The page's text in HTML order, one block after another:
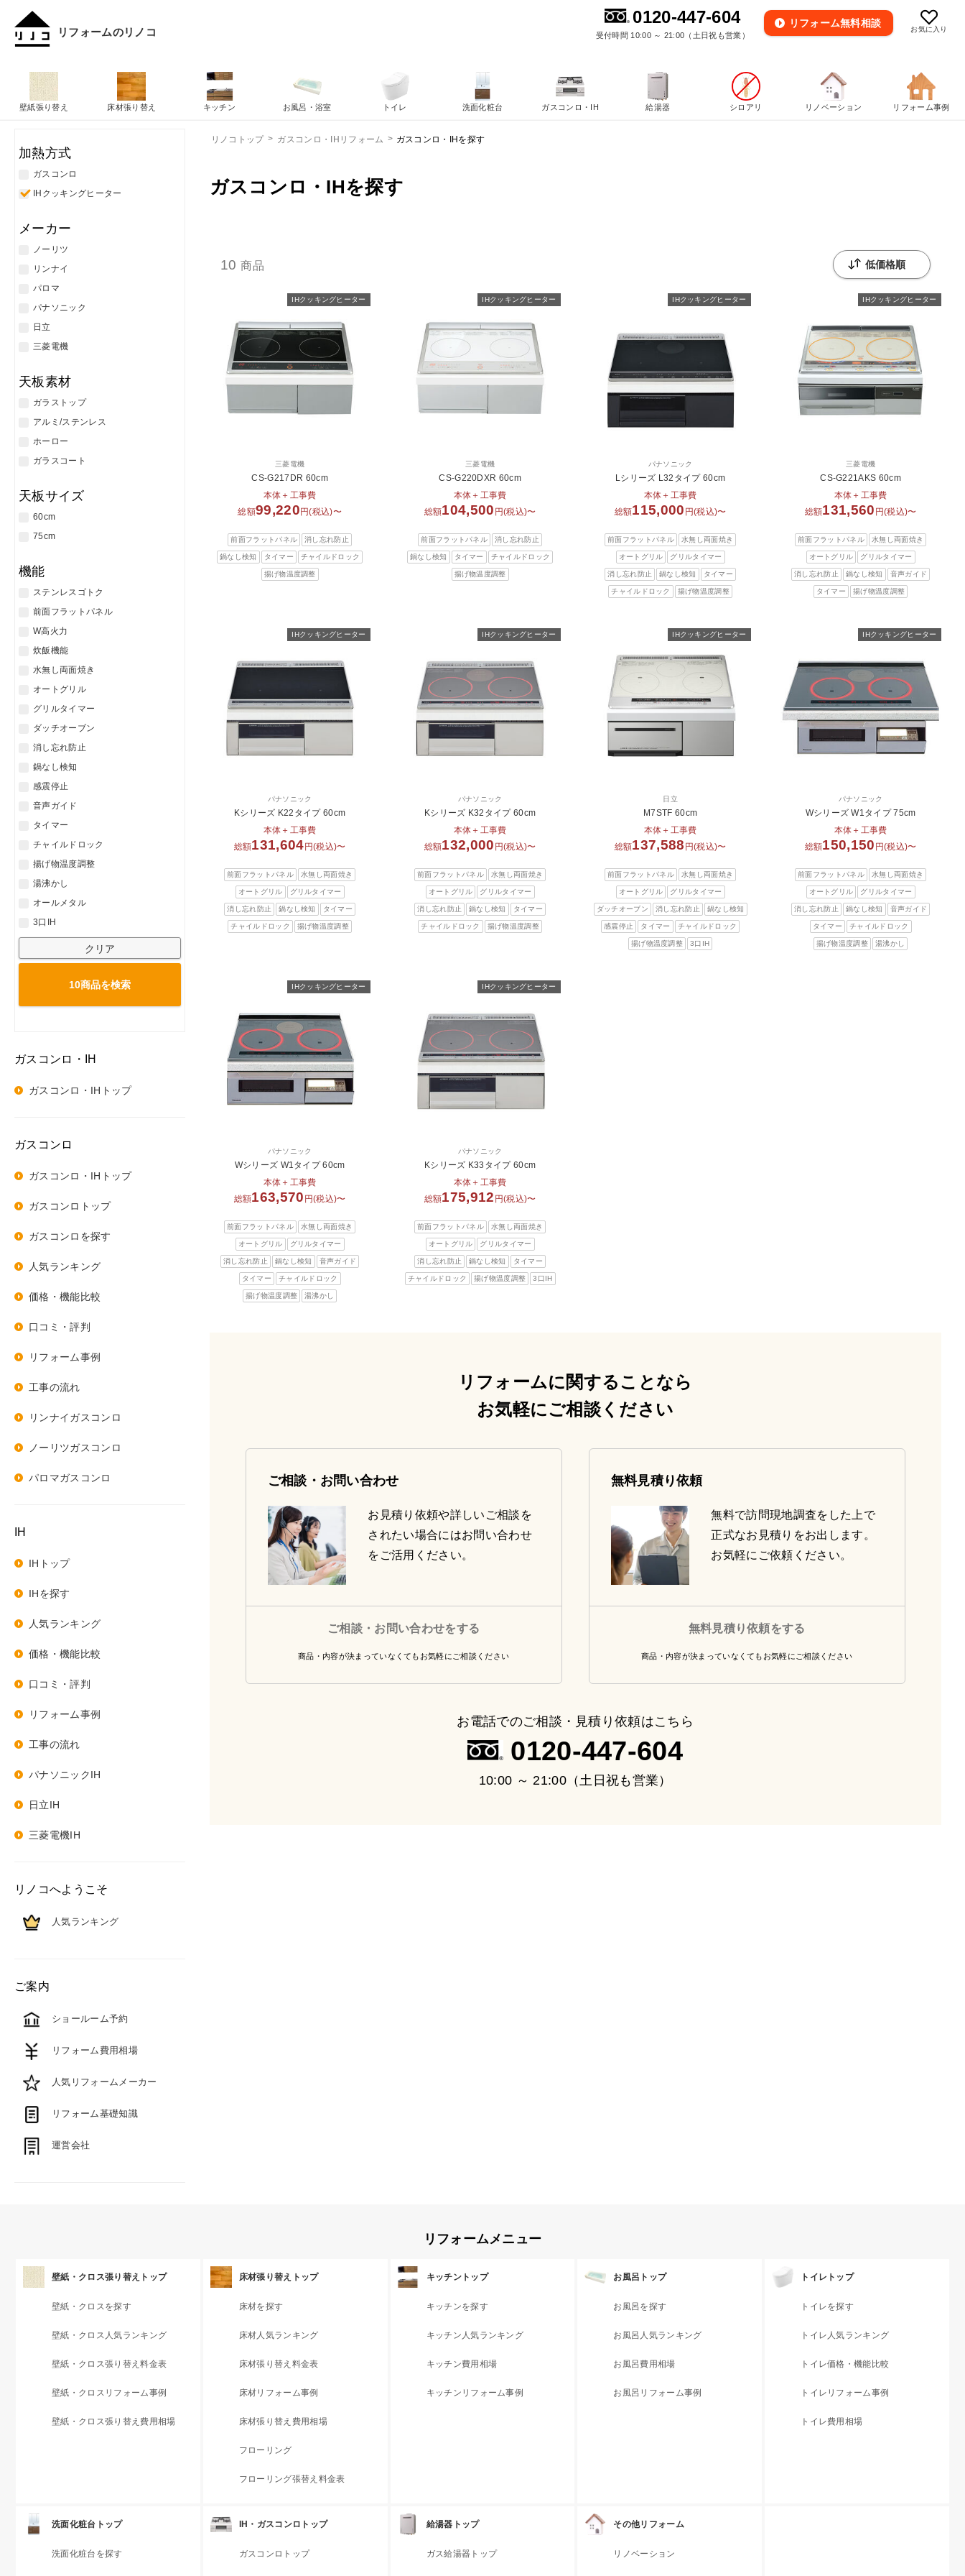
リフォームのリノコ お気に入り
0120-447-604
受付時間 10:00 ～ 21:00（土日祝も営業）
リフォーム無料相談
リノコトップ ガスコンロ・IHリフォーム ガスコンロ・IHを探す
ガスコンロ・IHを探す
10 商品
三菱電機
CS-G217DR 60cm
本体＋工事費
総額99,220円(税込)〜
前面フラットパネル 消し忘れ防止
鍋なし検知 タイマー チャイルドロック
揚げ物温度調整
IHクッキングヒーター
三菱電機
CS-G220DXR 60cm
本体＋工事費
総額104,500 円(税込)〜
前面フラットパネル 消し忘れ防止
鍋なし検知 タイマー チャイルドロック
揚げ物温度調整
IHクッキングヒーター
パナソニック
Lシリーズ L32タイプ 60cm
本体＋工事費
総額115,000 円(税込)〜
前面フラットパネル 水無し両面焼き
オートグリル グリルタイマー
消し忘れ防止 鍋なし検知 タイマー
チャイルドロック 揚げ物温度調整
IHクッキングヒーター
三菱電機
CS-G221AKS 60cm
本体＋工事費
総額131,560 円(税込)〜
前面フラットパネル 水無し両面焼き
オートグリル グリルタイマー
消し忘れ防止 鍋なし検知 音声ガイド
タイマー 揚げ物温度調整
IHクッキングヒーター
パナソニック
Kシリーズ K22タイプ 60cm
本体＋工事費
総額131,604円(税込)〜
前面フラットパネル 水無し両面焼き
オートグリル グリルタイマー
消し忘れ防止 鍋なし検知 タイマー
チャイルドロック 揚げ物温度調整
IHクッキングヒーター
パナソニック
Kシリーズ K32タイプ 60cm
本体＋工事費
総額132,000 円(税込)〜
前面フラットパネル 水無し両面焼き
オートグリル グリルタイマー
消し忘れ防止 鍋なし検知 タイマー
チャイルドロック 揚げ物温度調整
IHクッキングヒーター
日立
M7STF 60cm
本体＋工事費
総額137,588 円(税込)〜
前面フラットパネル 水無し両面焼き
オートグリル グリルタイマー
ダッチオーブン 消し忘れ防止 鍋なし検知
感震停止 タイマー チャイルドロック
揚げ物温度調整 3口IH
IHクッキングヒーター
パナソニック
Wシリーズ W1タイプ 75cm
本体＋工事費
総額150,150 円(税込)〜
前面フラットパネル 水無し両面焼き
オートグリル グリルタイマー
消し忘れ防止 鍋なし検知 音声ガイド
タイマー チャイルドロック
揚げ物温度調整 湯沸かし
IHクッキングヒーター
パナソニック
Wシリーズ W1タイプ 60cm
本体＋工事費
総額163,570 円(税込)〜
前面フラットパネル 水無し両面焼き
オートグリル グリルタイマー
消し忘れ防止 鍋なし検知 音声ガイド
タイマー チャイルドロック
揚げ物温度調整 湯沸かし
IHクッキングヒーター
パナソニック
Kシリーズ K33タイプ 60cm
本体＋工事費
総額175,912 円(税込)〜
前面フラットパネル 水無し両面焼き
オートグリル グリルタイマー
消し忘れ防止 鍋なし検知 タイマー
チャイルドロック 揚げ物温度調整 3口IH
IHクッキングヒーター
リフォームに関することなら
お気軽にご相談ください
ご相談・お問い合わせ
お見積り依頼や詳しいご相談を
されたい場合にはお問い合わせ
をご活用ください。
ご相談・お問い合わせをする
商品・内容が決まっていなくてもお気軽にご相談ください
無料見積り依頼
無料で訪問現地調査をした上で
正式なお見積りをお出します。
お気軽にご依頼ください。
無料見積り依頼をする
商品・内容が決まっていなくてもお気軽にご相談ください
お電話でのご相談・見積り依頼はこちら
0120-447-604
10:00 ～ 21:00（土日祝も営業）
壁紙張り替え 床材張り替え キッチン お風呂・浴室 トイレ 洗面化粧台 ガスコンロ・IH 給湯器 シロアリ リノベーション リフォーム事例
加熱方式
ガスコンロ
IHクッキングヒーター
メーカー
ノーリツ
リンナイ
パロマ
パナソニック
日立
三菱電機
天板素材
ガラストップ
アルミ/ステンレス
ホーロー
ガラスコート
天板サイズ
60cm
75cm
機能
ステンレスゴトク
前面フラットパネル
W高火力
炊飯機能
水無し両面焼き
オートグリル
グリルタイマー
ダッチオーブン
消し忘れ防止
鍋なし検知
感震停止
音声ガイド
タイマー
チャイルドロック
揚げ物温度調整
湯沸かし
オールメタル
3口IH
クリア
10商品を検索
ガスコンロ・IH
ガスコンロ・IHトップ
ガスコンロ
ガスコンロ・IHトップ
ガスコンロトップ
ガスコンロを探す
人気ランキング
価格・機能比較
口コミ・評判
リフォーム事例
工事の流れ
リンナイガスコンロ
ノーリツガスコンロ
パロマガスコンロ
IH
IHトップ
IHを探す
人気ランキング
価格・機能比較
口コミ・評判
リフォーム事例
工事の流れ
パナソニックIH
日立IH
三菱電機IH
リノコへようこそ
人気ランキング
ご案内
ショールーム予約
リフォーム費用相場
人気リフォームメーカー
リフォーム基礎知識
運営会社
リフォームメニュー
壁紙・クロス張り替えトップ
壁紙・クロスを探す
壁紙・クロス人気ランキング
壁紙・クロス張り替え料金表
壁紙・クロスリフォーム事例
壁紙・クロス張り替え費用相場
床材張り替えトップ
床材を探す
床材人気ランキング
床材張り替え料金表
床材リフォーム事例
床材張り替え費用相場
フローリング
フローリング張替え料金表
キッチントップ
キッチンを探す
キッチン人気ランキング
キッチン費用相場
キッチンリフォーム事例
お風呂トップ
お風呂を探す
お風呂人気ランキング
お風呂費用相場
お風呂リフォーム事例
トイレトップ
トイレを探す
トイレ人気ランキング
トイレ価格・機能比較
トイレリフォーム事例
トイレ費用相場
洗面化粧台トップ
洗面化粧台を探す
IH・ガスコンロトップ
ガスコンロトップ
給湯器トップ
ガス給湯器トップ
その他リフォーム
リノベーション